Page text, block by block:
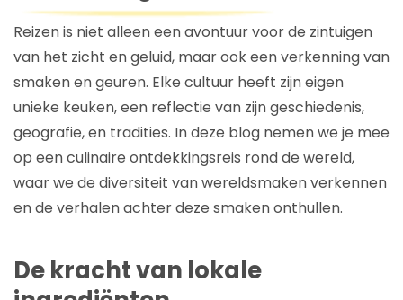
Reizen is niet alleen een avontuur voor de zintuigen
van het zicht en geluid, maar ook een verkenning van
smaken en geuren. Elke cultuur heeft zijn eigen
unieke keuken, een reflectie van zijn geschiedenis,
geografie, en tradities. In deze blog nemen we je mee
op een culinaire ontdekkingsreis rond de wereld,
waar we de diversiteit van wereldsmaken verkennen
en de verhalen achter deze smaken onthullen.
De kracht van lokale